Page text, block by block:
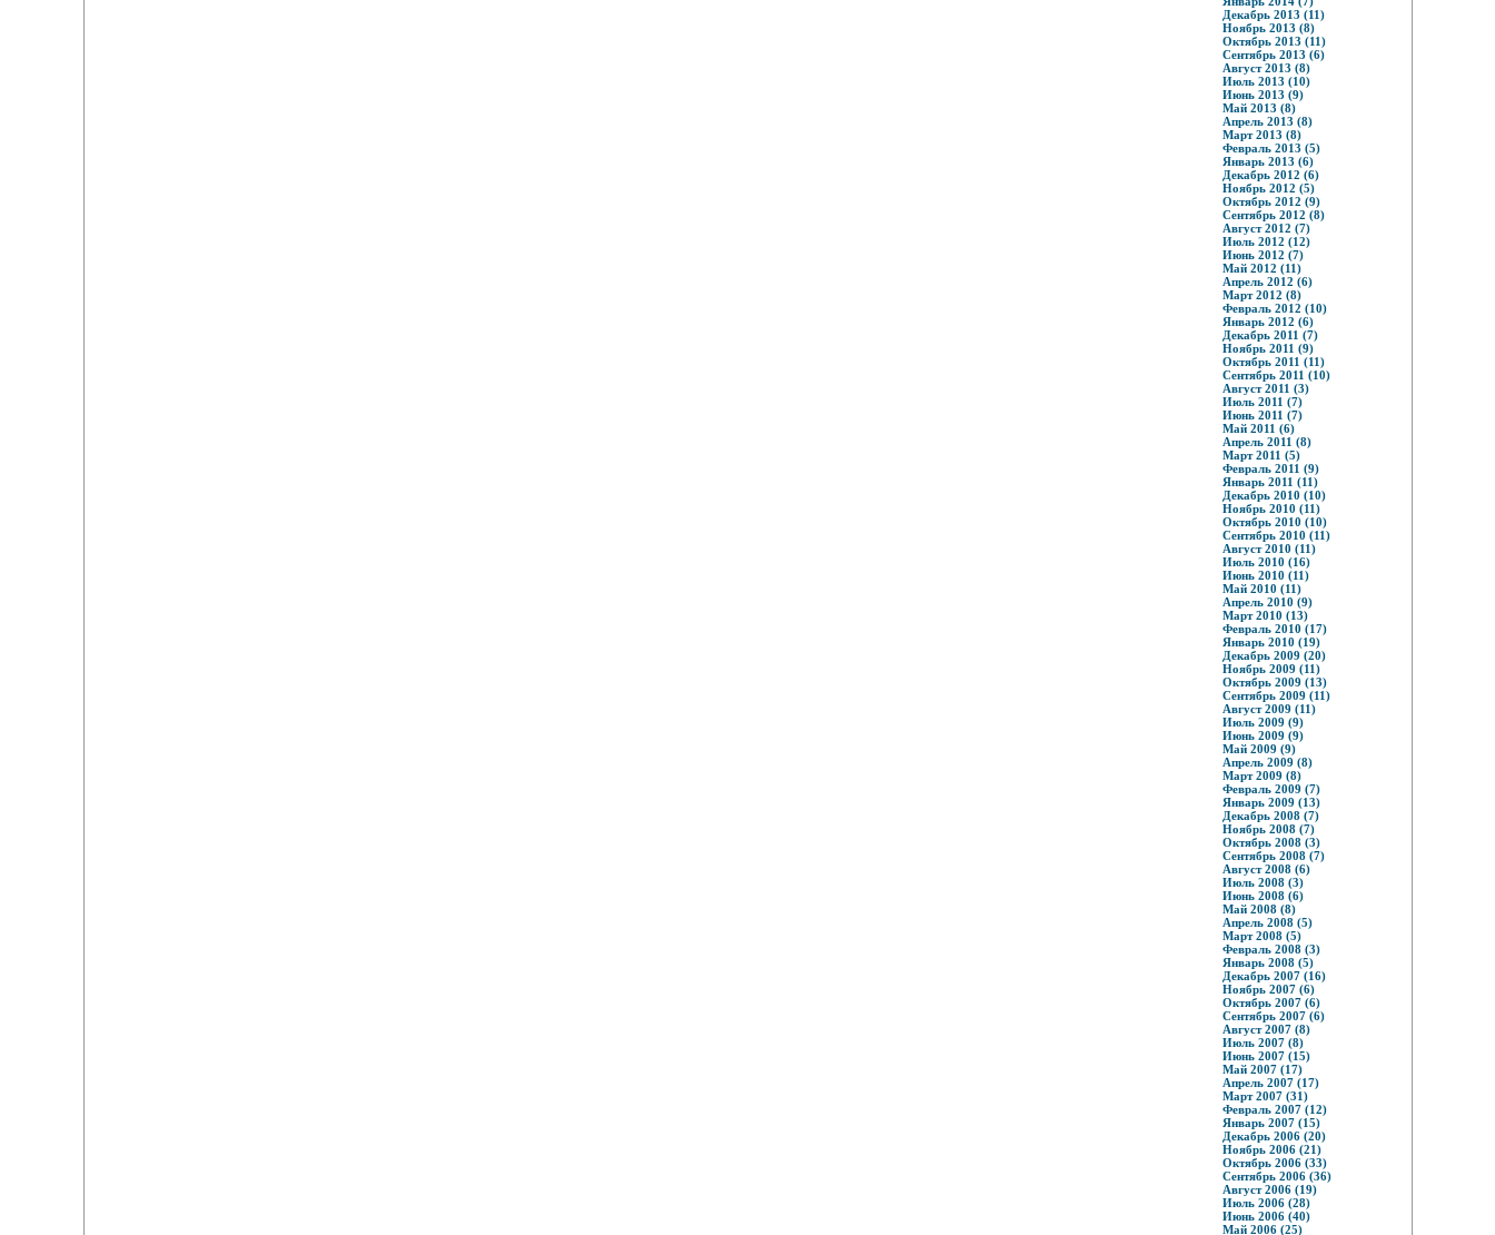
Декабрь 2013 (11)
Ноябрь 2013 (8)
Октябрь 2013 (11)
Сентябрь 2013 (6)
Август 2013 (8)
Июль 2013 (10)
Июнь 2013 (9)
Май 2013 (8)
Апрель 2013 (8)
Март 2013 (8)
Февраль 2013 (5)
Январь 2013 (6)
Декабрь 2012 (6)
Ноябрь 2012 (5)
Октябрь 2012 (9)
Сентябрь 2012 (8)
Август 2012 (7)
Июль 2012 (12)
Июнь 2012 (7)
Май 2012 (11)
Апрель 2012 (6)
Март 2012 (8)
Февраль 2012 (10)
Январь 2012 (6)
Декабрь 2011 (7)
Ноябрь 2011 (9)
Октябрь 2011 (11)
Сентябрь 2011 (10)
Август 2011 (3)
Июль 2011 (7)
Июнь 2011 (7)
Май 2011 (6)
Апрель 2011 (8)
Март 2011 (5)
Февраль 2011 (9)
Январь 2011 (11)
Декабрь 2010 (10)
Ноябрь 2010 (11)
Октябрь 2010 (10)
Сентябрь 2010 (11)
Август 2010 (11)
Июль 2010 (16)
Июнь 2010 (11)
Май 2010 (11)
Апрель 2010 (9)
Март 2010 (13)
Февраль 2010 (17)
Январь 2010 (19)
Декабрь 2009 (20)
Ноябрь 2009 (11)
Октябрь 2009 (13)
Сентябрь 2009 (11)
Август 2009 (11)
Июль 2009 (9)
Июнь 2009 (9)
Май 2009 (9)
Апрель 2009 (8)
Март 2009 (8)
Февраль 2009 (7)
Январь 2009 (13)
Декабрь 2008 (7)
Ноябрь 2008 (7)
Октябрь 2008 (3)
Сентябрь 2008 (7)
Август 2008 (6)
Июль 2008 (3)
Июнь 2008 (6)
Май 2008 (8)
Апрель 2008 (5)
Март 2008 (5)
Февраль 2008 (3)
Январь 2008 (5)
Декабрь 2007 (16)
Ноябрь 2007 (6)
Октябрь 2007 (6)
Сентябрь 2007 (6)
Август 2007 (8)
Июль 2007 (8)
Июнь 2007 (15)
Май 2007 (17)
Апрель 2007 (17)
Март 2007 (31)
Февраль 2007 (12)
Январь 2007 (15)
Декабрь 2006 (20)
Ноябрь 2006 (21)
Октябрь 2006 (33)
Сентябрь 2006 (36)
Август 2006 (19)
Июль 2006 (28)
Июнь 2006 (40)
Май 2006 (25)